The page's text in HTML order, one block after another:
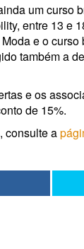
um curso
entre 13 e
e o curso
também a
e os
de 15%.
consulte a